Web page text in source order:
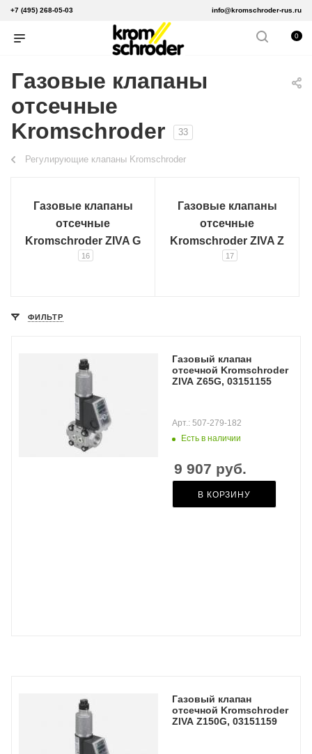
+7 (495) 268-05-03 info@kromschroder-rus.ru
0
Газовые клапаны
отсечные
Kromschroder
33
Регулирующие клапаны Kromschroder
Газовые клапаны
отсечные
Kromschroder ZIVA G
16
Газовые клапаны
отсечные
Kromschroder ZIVA Z
17
ФИЛЬТР
Газовый клапан
отсечной Kromschroder
ZIVA Z65G, 03151155
Есть в наличии
Арт.: 507-279-182
9 907 руб.
В КОРЗИНУ
Газовый клапан
отсечной Kromschroder
ZIVA Z150G, 03151159